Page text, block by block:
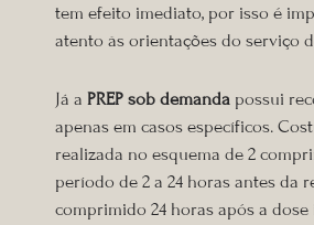
tem efeito imediato, por isso é
atento às orientações do serviço
Já a PREP sob demanda possui
apenas em casos específicos. C
realizada no esquema de 2
período de 2 a 24 horas antes da
comprimido 24 horas após a